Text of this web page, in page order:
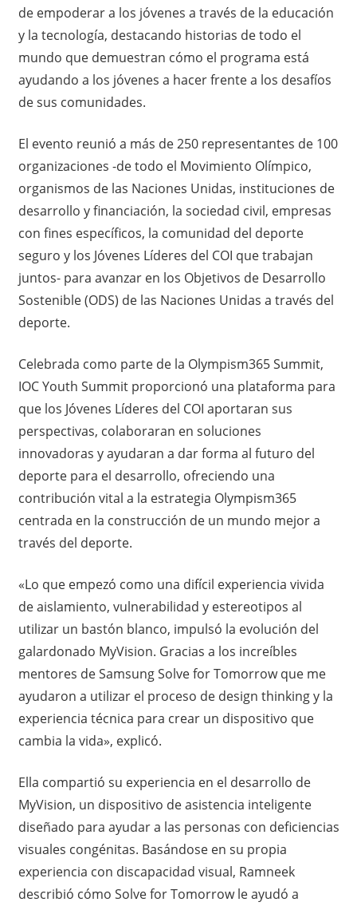
de empoderar a los jóvenes a través de la educación
y la tecnología, destacando historias de todo el
mundo que demuestran cómo el programa está
ayudando a los jóvenes a hacer frente a los desafíos
de sus comunidades.
El evento reunió a más de 250 representantes de 100
organizaciones -de todo el Movimiento Olímpico,
organismos de las Naciones Unidas, instituciones de
desarrollo y financiación, la sociedad civil, empresas
con fines específicos, la comunidad del deporte
seguro y los Jóvenes Líderes del COI que trabajan
juntos- para avanzar en los Objetivos de Desarrollo
Sostenible (ODS) de las Naciones Unidas a través del
deporte.
Celebrada como parte de la Olympism365 Summit,
IOC Youth Summit proporcionó una plataforma para
que los Jóvenes Líderes del COI aportaran sus
perspectivas, colaboraran en soluciones
innovadoras y ayudaran a dar forma al futuro del
deporte para el desarrollo, ofreciendo una
contribución vital a la estrategia Olympism365
centrada en la construcción de un mundo mejor a
través del deporte.
«Lo que empezó como una difícil experiencia vivida
de aislamiento, vulnerabilidad y estereotipos al
utilizar un bastón blanco, impulsó la evolución del
galardonado MyVision. Gracias a los increíbles
mentores de Samsung Solve for Tomorrow que me
ayudaron a utilizar el proceso de design thinking y la
experiencia técnica para crear un dispositivo que
cambia la vida», explicó.
Ella compartió su experiencia en el desarrollo de
MyVision, un dispositivo de asistencia inteligente
diseñado para ayudar a las personas con deficiencias
visuales congénitas. Basándose en su propia
experiencia con discapacidad visual, Ramneek
describió cómo Solve for Tomorrow le ayudó a